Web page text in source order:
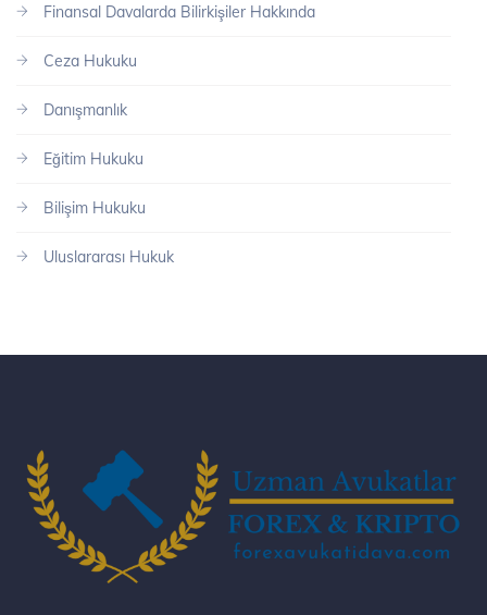
Finansal Davalarda Bilirkişiler Hakkında
Ceza Hukuku
Danışmanlık
Eğitim Hukuku
Bilişim Hukuku
Uluslararası Hukuk